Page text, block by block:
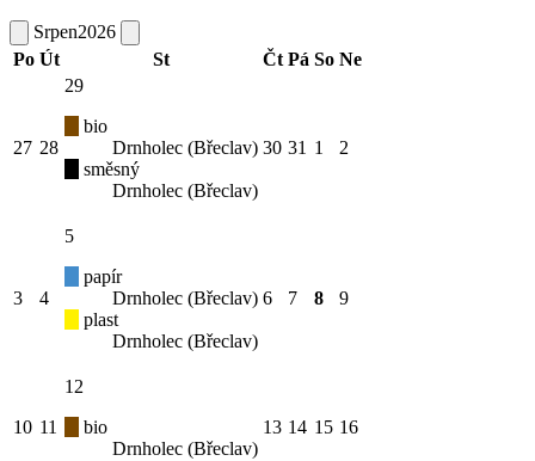
Srpen2026
Po Út St Čt Pá So Ne
27 28
29
bio
Drnholec (Břeclav)
směsný
Drnholec (Břeclav)
30 31 1 2
3 4
5
papír
Drnholec (Břeclav)
plast
Drnholec (Břeclav)
6 7 8 9
10 11
12
bio
Drnholec (Břeclav)
13 14 15 16